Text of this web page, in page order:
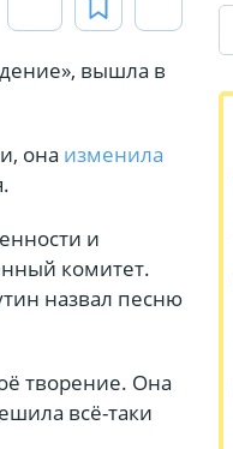
вышла в
она изменила
и
комитет.
назвал песню
творение. Она
всё-таки